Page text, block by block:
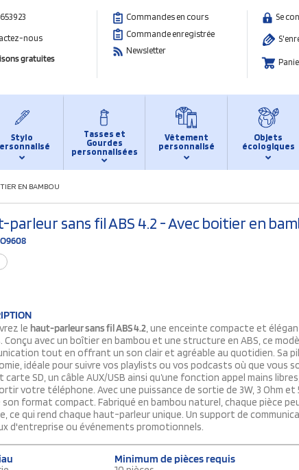
nous
gratuites
Commandes en cours
Commande enregistrée
Newsletter
Se
Stylo
Tasses et
Gourdes
personnalisées
Vêtement
personnalisé
Objets
écologiques
EN BAMBOU
parleur sans fil ABS 4.2 - Avec boitier en
le haut-parleur sans fil ABS 4.2, une enceinte compacte et
Conçu avec un boîtier en bambou et une structure en ABS, ce
tout en offrant un son clair et agréable au quotidien. Sa
idéale pour suivre vos playlists ou vos podcasts où que vous
carte SD, un câble AUX/USB ainsi qu’une fonction appel mains
votre téléphone. Avec une puissance de sortie de 3W, 3 Ohm
son format compact. Fabriqué en bambou naturel, chaque pièce
ce qui rend chaque haut-parleur unique. Un support de
d'entreprise ou événements promotionnels.
Minimum de pièces requis